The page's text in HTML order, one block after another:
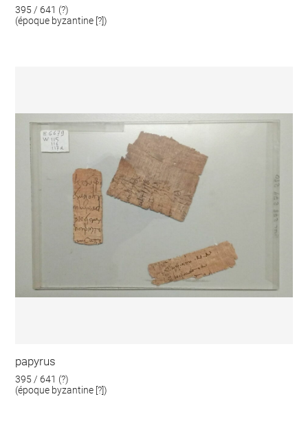
395 / 641 (?)
(époque byzantine [?])
papyrus
395 / 641 (?)
(époque byzantine [?])